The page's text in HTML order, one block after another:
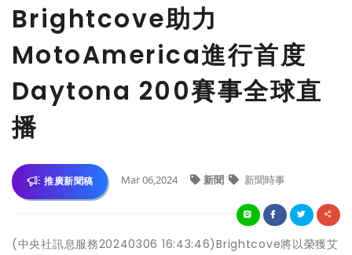
Brightcove助力
MotoAmerica進行首度
Daytona 200賽事全球直
播
推廣新聞稿 Mar 06,2024 新聞 新聞時事
(中央社訊息服務20240306 16:43:46)Brightcove將以榮獲艾